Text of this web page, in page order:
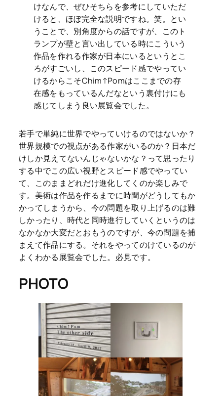
けなんで、ぜひそちらを参考にしていただ
けると、ほぼ完全な説明ですね。笑。とい
うことで、別角度からの話ですが、このト
ランプが壁と言い出している時にこういう
作品を作れる作家が日本にいるというとこ
ろがすごいし、このスピード感でやってい
けるからこそChim↑Pomはここまでの存
在感をもっているんだなという裏付けにも
感じてしまう良い展覧会でした。
若手で単純に世界でやっていけるのではないか？
世界規模での視点がある作家がいるのか？日本だ
けしか見えてないんじゃないかな？って思ったり
する中でこの広い視野とスピード感でやってい
て、このままどれだけ進化してくのか楽しみで
す。美術は作品を作るまでに時間がどうしてもか
かってしまうから、今の問題を取り上げるのは難
しかったり、時代と同時進行していくというのは
なかなか大変だとおもうのですが、今の問題を捕
まえて作品にする。それをやってのけているのが
よくわかる展覧会でした。必見です。
PHOTO